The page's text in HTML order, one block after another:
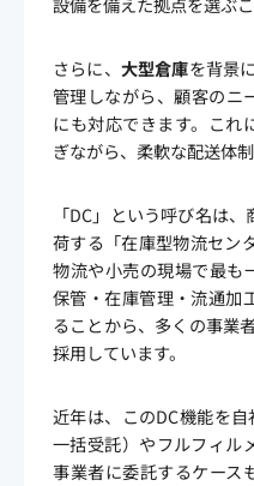
設備を備えた拠点を選ぶこ
さらに、 大型倉庫を背景
管理しながら、顧客のニ
にも対応できます。これ
ぎながら、柔軟な配送体
「DC」という呼び名は
荷する「在庫型物流セン
物流や小売の現場で最も
保管・在庫管理・流通加
ることから、多くの事業
採用しています。
近年は、このDC機能を
一括受託）やフルフィル
事業者に委託するケース